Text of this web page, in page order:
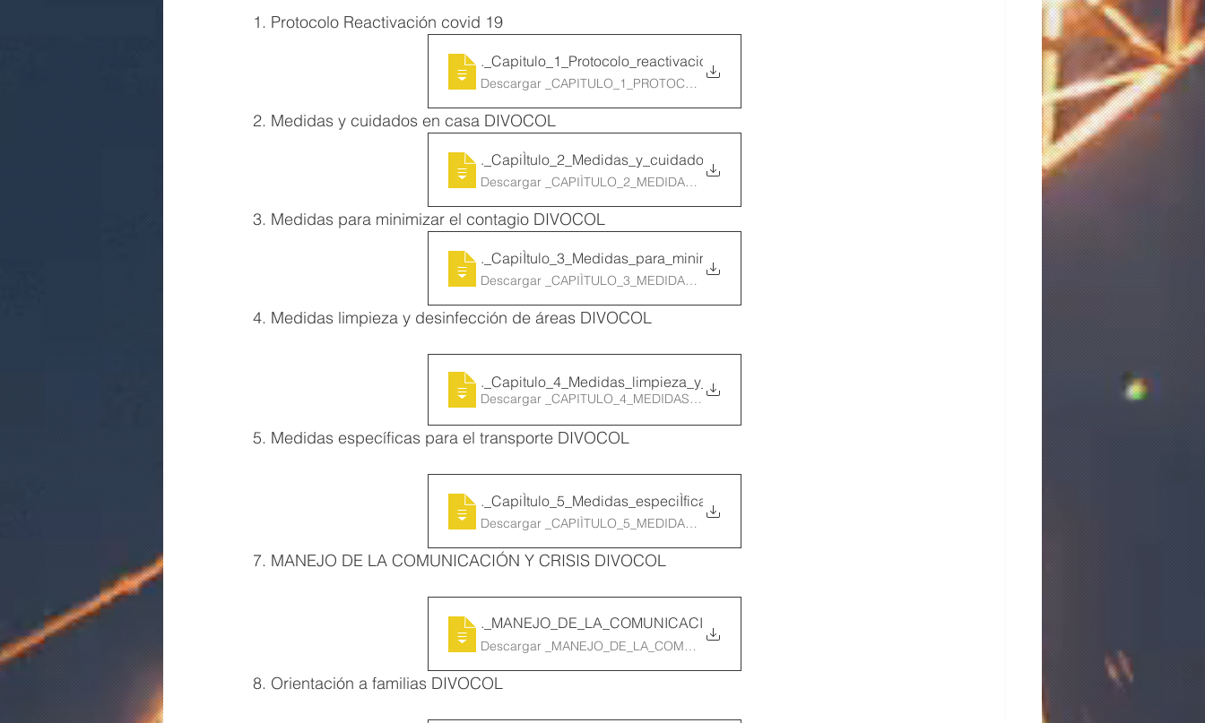
1. Protocolo Reactivación covid 19
1._Capitulo_1_Protocolo_reactivacioÌn_C
Descargar _CAPITULO_1_PROTOCOLO_REACTIVACIOÌN_C • 2.03MB
2. Medidas y cuidados en casa DIVOCOL
2._CapiÌtulo_2_Medidas_y_cuidados_en_ca
Descargar _CAPIÌTULO_2_MEDIDAS_Y_CUIDADOS_EN_CA • 601KB
3. Medidas para minimizar el contagio DIVOCOL
3._CapiÌtulo_3_Medidas_para_minimizar_e
Descargar _CAPIÌTULO_3_MEDIDAS_PARA_MINIMIZAR_E • 1.59MB
4. Medidas limpieza y desinfección de áreas DIVOCOL
4._Capitulo_4_Medidas_limpieza_y_desinfe
Descargar _CAPITULO_4_MEDIDAS_LIMPIEZA_Y_DESINFE • 681KB
5. Medidas específicas para el transporte DIVOCOL
5._CapiÌtulo_5_Medidas_especiÌficas_pa
Descargar _CAPIÌTULO_5_MEDIDAS_ESPECIÌFICAS_PA • 1.35MB
7. MANEJO DE LA COMUNICACIÓN Y CRISIS DIVOCOL
7._CAPIÌTULO_7
._MANEJO_DE_LA_COMUNICACI
Descargar _MANEJO_DE_LA_COMUNICACI • 368KB
8. Orientación a familias DIVOCOL